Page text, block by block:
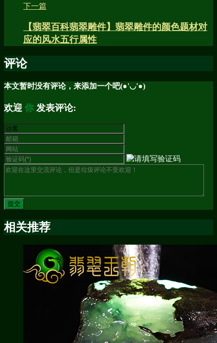
下一篇
【翡翠百科翡翠雕件】翡翠雕件的颜色题材对
应的风水五行属性
评论
本文暂时没有评论，来添加一个吧(●'◡'●)
欢迎 你 发表评论:
相关推荐